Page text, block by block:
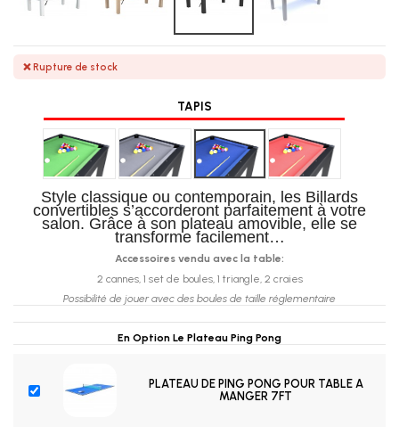
❌ Rupture de stock
TAPIS
Vert Gris Bleu foncé Rouge
Style classique ou contemporain, les Billards
convertibles s’accorderont parfaitement à votre
salon. Grâce à son plateau amovible, elle se
transforme facilement…
Accessoires vendu avec la table:
2 cannes, 1 set de boules, 1 triangle, 2 craies
Possibilité de jouer avec des boules de taille réglementaire
En Option Le Plateau Ping Pong
PLATEAU DE PING PONG POUR TABLE A
MANGER 7FT